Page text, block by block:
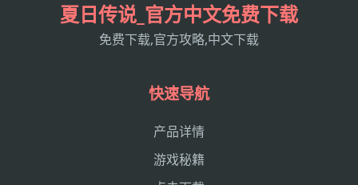
夏日传说_官方中文免费下载
免费下载,官方攻略,中文下载
快速导航
产品详情
游戏秘籍